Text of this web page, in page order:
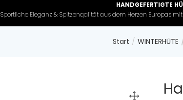
HANDGEFERTIGTE
Sportliche Eleganz & Spitzenqalität aus dem Herzen Europas mit
Start WINTERHÜTE